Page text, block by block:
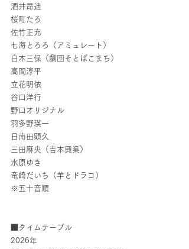
酒井昂迪
桜町たろ
佐竹正充
七海とろろ（アミュレート）
白木三保（劇団そとばこまち）
高間淳平
立花明依
谷口洋行
野口オリジナル
羽多野瑛一
日南田顕久
三田麻央（吉本興業）
水原ゆき
竜崎だいち（羊とドラコ）
※五十音順
■タイムテーブル
2026年